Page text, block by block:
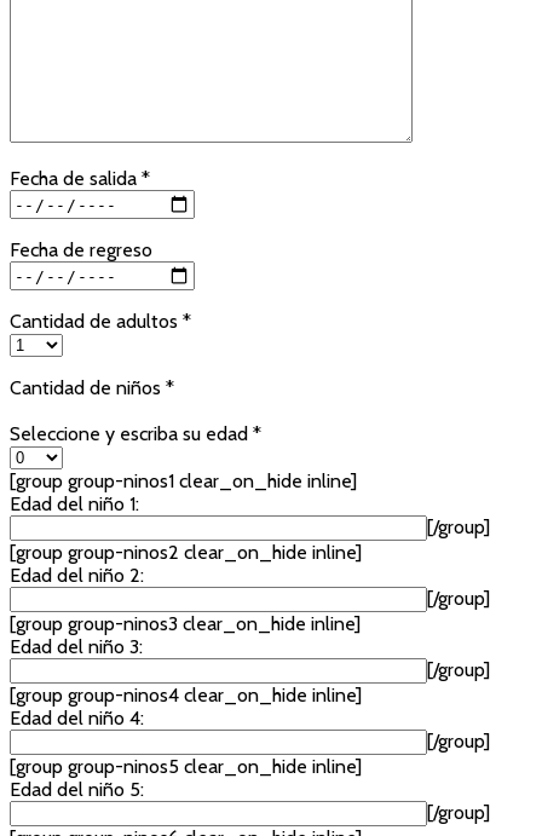
Fecha de salida *
Fecha de regreso
Cantidad de adultos *
Cantidad de niños *
Seleccione y escriba su edad *
[group group-ninos1 clear_on_hide inline]
Edad del niño 1:
[/group]
[group group-ninos2 clear_on_hide inline]
Edad del niño 2:
[/group]
[group group-ninos3 clear_on_hide inline]
Edad del niño 3:
[/group]
[group group-ninos4 clear_on_hide inline]
Edad del niño 4:
[/group]
[group group-ninos5 clear_on_hide inline]
Edad del niño 5:
[/group]